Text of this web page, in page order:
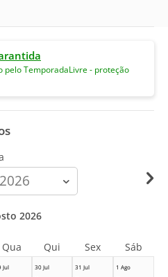
pelo TemporadaLivre - proteção
Jul
30 Jul
31 Jul
1 Ago
2026
Qua Qui Sex Sáb